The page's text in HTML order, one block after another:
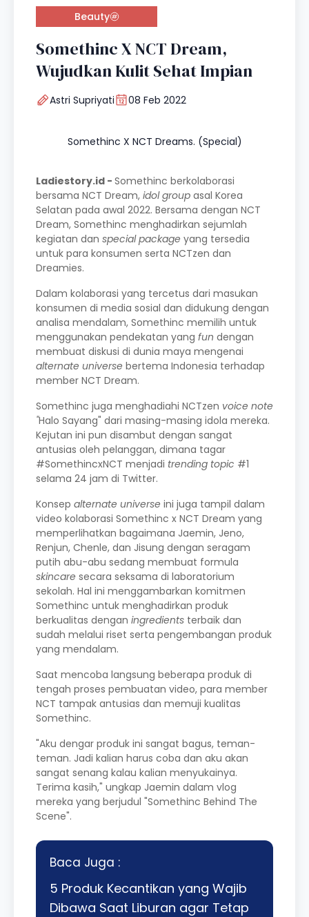
Beauty
Somethinc X NCT Dream,
Wujudkan Kulit Sehat Impian
Astri Supriyati 08 Feb 2022
Somethinc X NCT Dreams. (Special)
Ladiestory.id - Somethinc berkolaborasi
bersama NCT Dream, idol group asal Korea
Selatan pada awal 2022. Bersama dengan NCT
Dream, Somethinc menghadirkan sejumlah
kegiatan dan special package yang tersedia
untuk para konsumen serta NCTzen dan
Dreamies.
Dalam kolaborasi yang tercetus dari masukan
konsumen di media sosial dan didukung dengan
analisa mendalam, Somethinc memilih untuk
menggunakan pendekatan yang fun dengan
membuat diskusi di dunia maya mengenai
alternate universe bertema Indonesia terhadap
member NCT Dream.
Somethinc juga menghadiahi NCTzen voice note
"Halo Sayang" dari masing-masing idola mereka.
Kejutan ini pun disambut dengan sangat
antusias oleh pelanggan, dimana tagar
#SomethincxNCT menjadi trending topic #1
selama 24 jam di Twitter.
Konsep alternate universe ini juga tampil dalam
video kolaborasi Somethinc x NCT Dream yang
memperlihatkan bagaimana Jaemin, Jeno,
Renjun, Chenle, dan Jisung dengan seragam
putih abu-abu sedang membuat formula
skincare secara seksama di laboratorium
sekolah. Hal ini menggambarkan komitmen
Somethinc untuk menghadirkan produk
berkualitas dengan ingredients terbaik dan
sudah melalui riset serta pengembangan produk
yang mendalam.
Saat mencoba langsung beberapa produk di
tengah proses pembuatan video, para member
NCT tampak antusias dan memuji kualitas
Somethinc.
"Aku dengar produk ini sangat bagus, teman-
teman. Jadi kalian harus coba dan aku akan
sangat senang kalau kalian menyukainya.
Terima kasih," ungkap Jaemin dalam vlog
mereka yang berjudul "Somethinc Behind The
Scene".
Baca Juga :
5 Produk Kecantikan yang Wajib
Dibawa Saat Liburan agar Tetap